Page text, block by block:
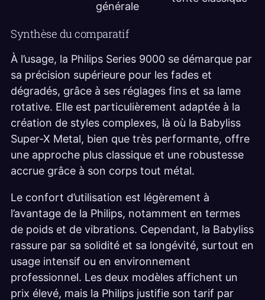
générale
Synthèse du comparatif
À l’usage, la Philips Series 9000 se démarque par
sa précision supérieure pour les fades et
dégradés, grâce à ses réglages fins et sa lame
rotative. Elle est particulièrement adaptée à la
création de styles complexes, là où la Babyliss
Super-X Metal, bien que très performante, offre
une approche plus classique et une robustesse
accrue grâce à son corps tout métal.
Le confort d’utilisation est légèrement à
l’avantage de la Philips, notamment en termes
de poids et de vibrations. Cependant, la Babyliss
rassure par sa solidité et sa longévité, surtout en
usage intensif ou en environnement
professionnel. Les deux modèles affichent un
prix élevé, mais la Philips justifie son tarif par